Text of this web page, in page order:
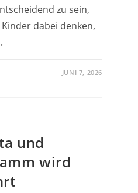
zu sein,
dabei denken,
JUNI 7, 2026
und
wird